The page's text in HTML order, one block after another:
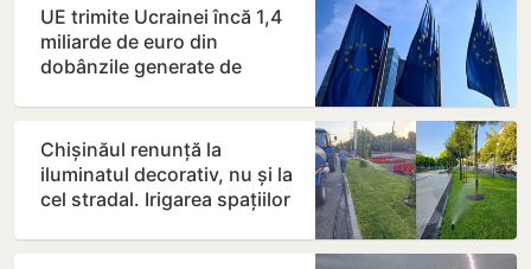
UE trimite Ucrainei încă 1,4
miliarde de euro din
dobânzile generate de
Chișinăul renunță la
iluminatul decorativ, nu și la
cel stradal. Irigarea spațiilor